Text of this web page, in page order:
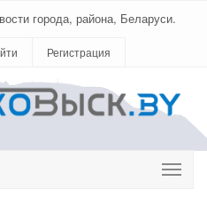
города, района, Беларуси.
Регистрация